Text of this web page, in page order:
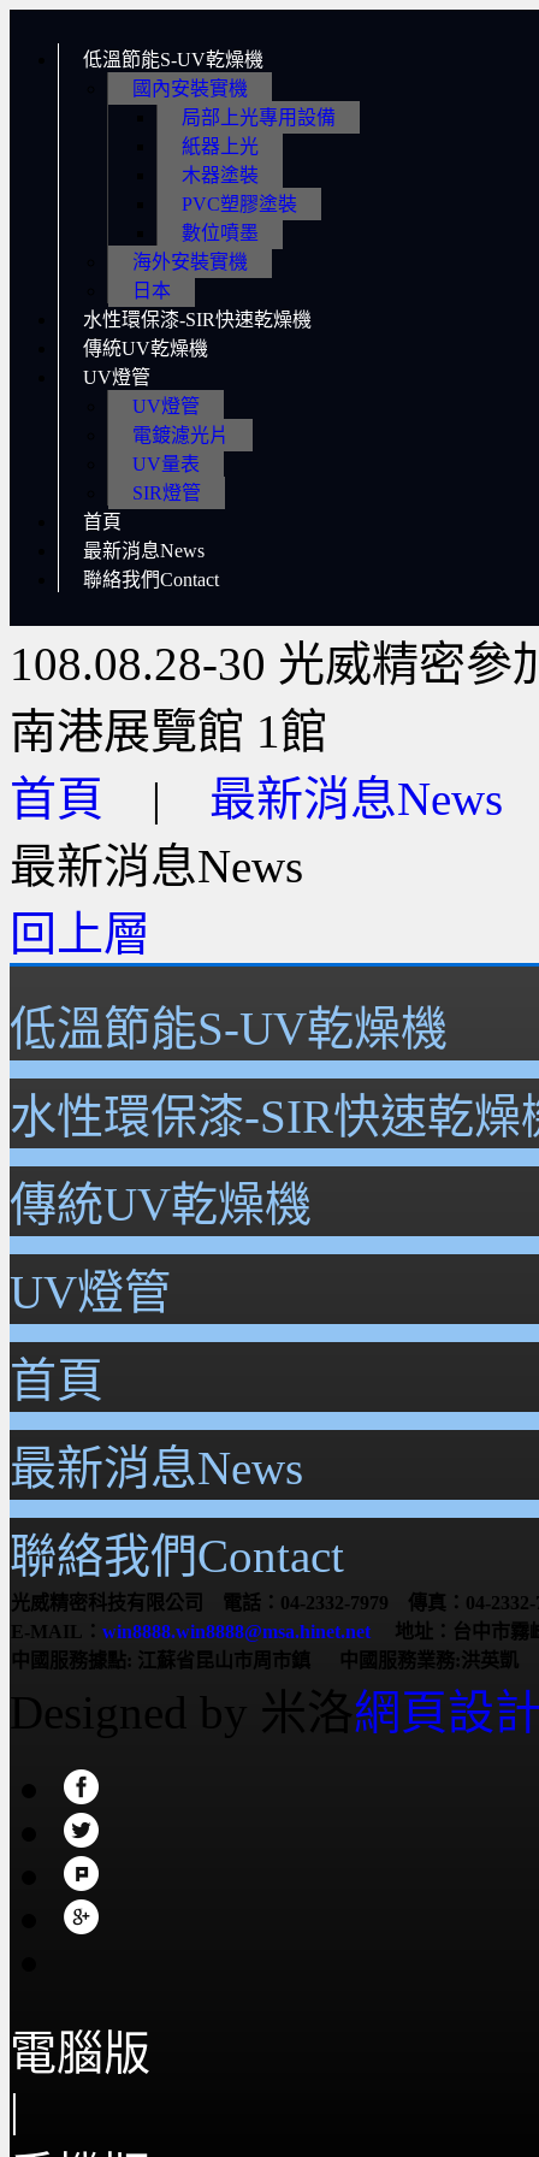
低溫節能S-UV乾燥機
國內安裝實機
局部上光專用設備
紙器上光
木器塗裝
PVC塑膠塗裝
數位噴墨
海外安裝實機
日本
水性環保漆-SIR快速乾燥機
傳統UV乾燥機
UV燈管
UV燈管
電鍍濾光片
UV量表
SIR燈管
首頁
最新消息News
聯絡我們Contact
108.08.28-30 光威精密
南港展覽館 1館
首頁 | 最新消息News
最新消息News
回上層
低溫節能S-UV乾燥機
水性環保漆-SIR快速乾燥
傳統UV乾燥機
UV燈管
首頁
最新消息News
聯絡我們Contact
光威精密科技有限公司 電話：04-2332-7979 傳真：04-2332-
E-MAIL： win8888.win8888@msa.hinet.net 地址：台中市霧
中國服務據點: 江蘇省昆山市周市鎮 中國服務業務:洪英凱
Designed by 米洛網頁設
電腦版
|